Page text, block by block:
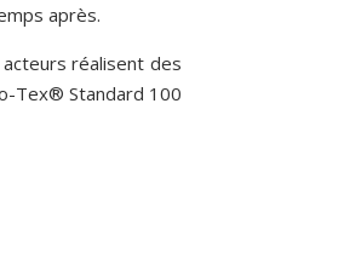
après.
acteurs réalisent des
Tex® Standard 100